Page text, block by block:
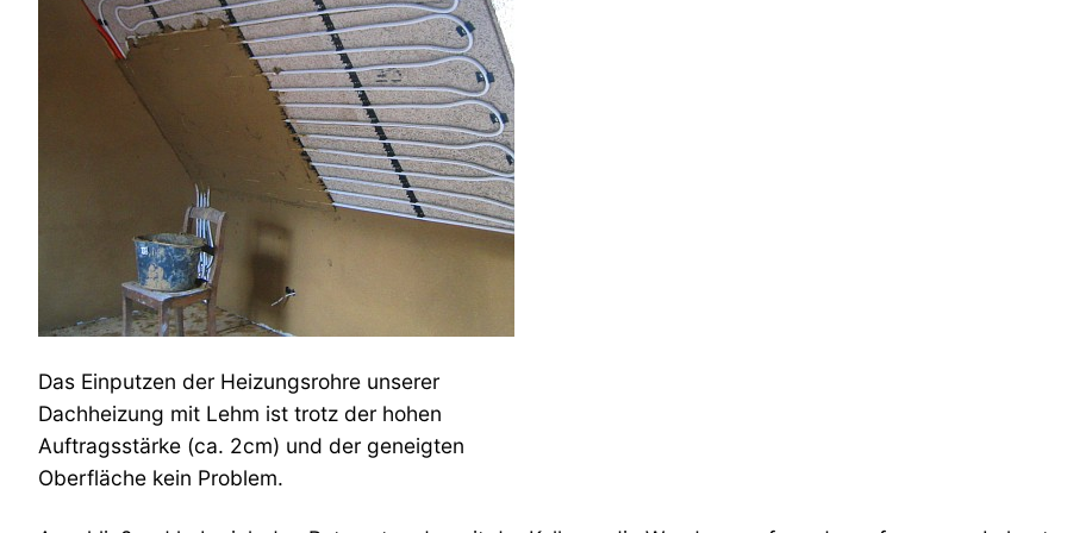
Das Einputzen der Heizungsrohre unserer
Dachheizung mit Lehm ist trotz der hohen
Auftragsstärke (ca. 2cm) und der geneigten
Oberfläche kein Problem.